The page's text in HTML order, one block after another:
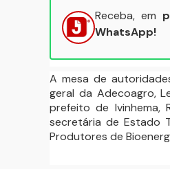
Receba, em
WhatsApp!
A mesa de
geral da Adecoagro,
prefeito de Ivinhema,
secretária de Estado
Produtores de